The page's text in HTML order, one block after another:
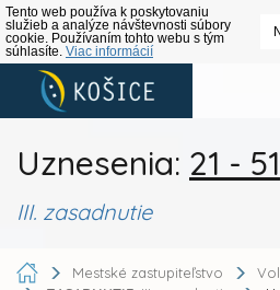
Tento web používa k poskytovaniu
služieb a analýze návštevnosti súbory
cookie. Používaním tohto webu s tým
súhlasíte. Viac informácií
Uznesenia: 21 - 51
III. zasadnutie
Mestské zastupiteľstvo